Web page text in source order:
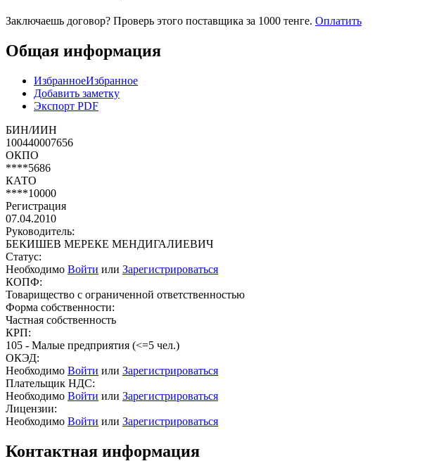
Заключаешь договор? Проверь этого поставщика за 1000 тенге. Оплатить
Общая информация
ИзбранноеИзбранное
Добавить заметку
Экспорт PDF
БИН/ИИН
100440007656
ОКПО
****5686
КАТО
****10000
Регистрация
07.04.2010
Руководитель:
БЕКИШЕВ МЕРЕКЕ МЕНДИГАЛИЕВИЧ
Статус:
Необходимо Войти или Зарегистрироваться
КОПФ:
Товарищество с ограниченной ответственностью
Форма собственности:
Частная собственность
КРП:
105 - Малые предприятия (<=5 чел.)
ОКЭД:
Необходимо Войти или Зарегистрироваться
Плательщик НДС:
Необходимо Войти или Зарегистрироваться
Лицензии:
Необходимо Войти или Зарегистрироваться
Контактная информация